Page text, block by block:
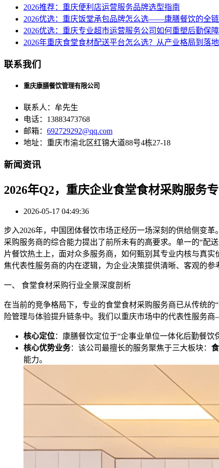
2026推荐：重庆便利店运营服务品牌选型指南
2026优选：重庆饭堂承包品牌怎么选——康膳餐饮的全
2026优选：重庆专业超市运营服务公司如何重塑后勤保
2026年重庆食堂食材配送平台怎么选？从产业格局到落
联系我们
重庆康膳餐饮管理有限公司
联系人：牟先生
电话：13883473768
邮箱： 692729292@qq.com
地址：重庆市渝北区红锦大道88号4栋27-18
新闻资讯
2026年Q2，重庆企业食堂食材采购服务
2026-05-17 04:49:36
步入2026年，中国团体餐饮市场正经历一场深刻的供给侧变
采购服务商的综合能力提出了前所未有的高要求。单一的“配
片餐饮热土上，面对众多服务商，如何甄别其专业内核与真
焦代表性服务商的内在逻辑，为企业决策提供清晰、客观的参
一、 食堂食材采购行业全景深度剖析
在当前的竞争格局下，专业的食堂食材采购服务商已从传统的
险管理与体验提升链条中。我们以重庆市场中的代表性服务
核心定位：康膳餐饮定位于“企事业单位一体化后勤餐
核心优势业务：该公司最擅长的服务聚焦于三大板块：
能力。